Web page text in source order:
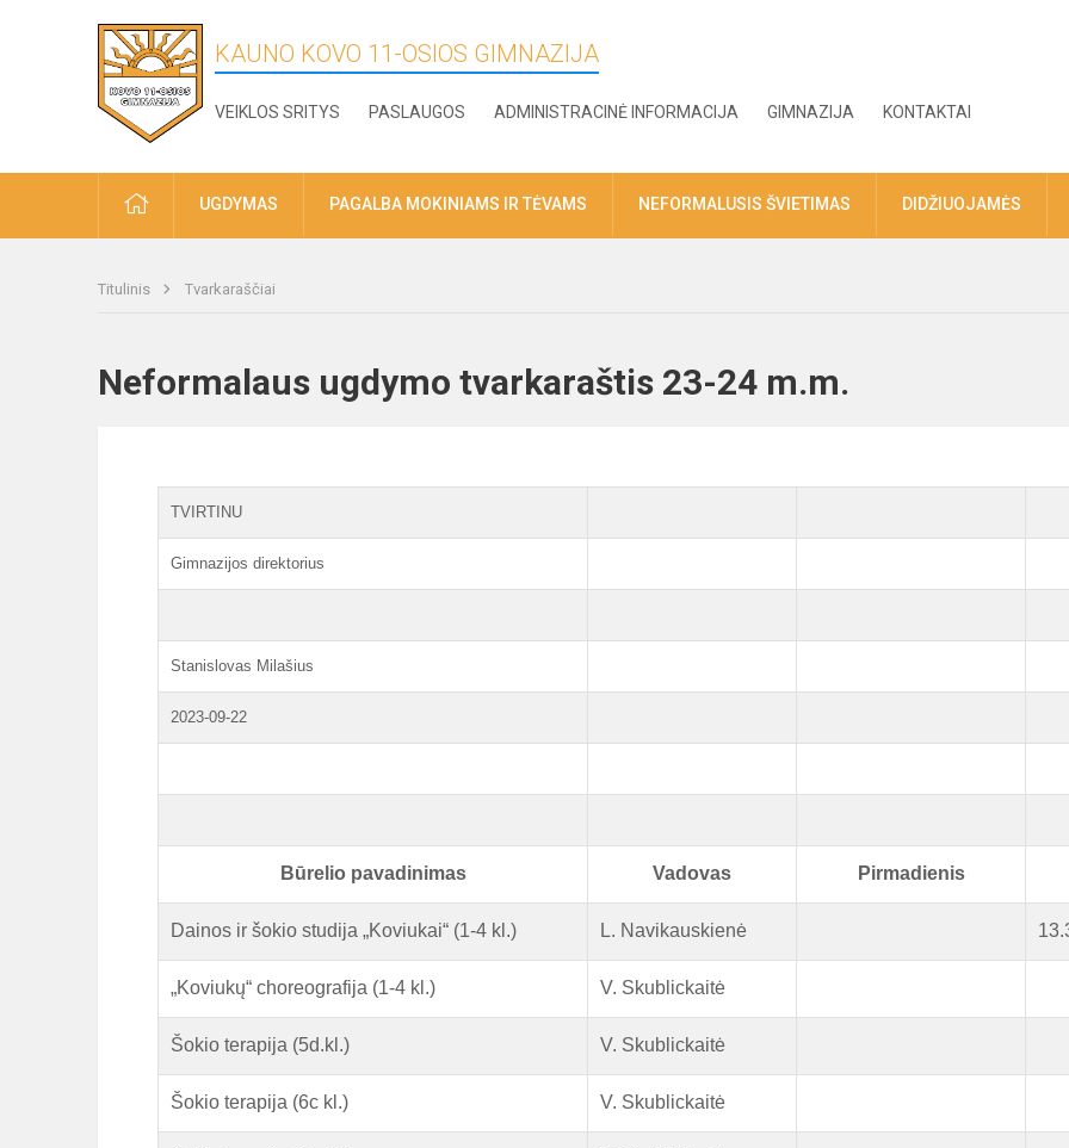
KAUNO KOVO 11-OSIOS GIMNAZIJA
VEIKLOS SRITYS PASLAUGOS ADMINISTRACINĖ INFORMACIJA GIMNAZIJA KONTAKTAI
PRADŽIAUGDYMAS PAGALBA MOKINIAMS IR TĖVAMS NEFORMALUSIS ŠVIETIMAS DIDŽIUOJAMĖS
Titulinis Tvarkaraščiai
Neformalaus ugdymo tvarkaraštis 23-24 m.m.
TVIRTINU
Gimnazijos direktorius
Stanislovas Milašius
2023-09-22
Būrelio pavadinimas Vadovas Pirmadienis
Dainos ir šokio studija „Koviukai“ (1-4 kl.) L. Navikauskienė
„Koviukų“ choreografija (1-4 kl.) V. Skublickaitė
Šokio terapija (5d.kl.) V. Skublickaitė
Šokio terapija (6c kl.) V. Skublickaitė